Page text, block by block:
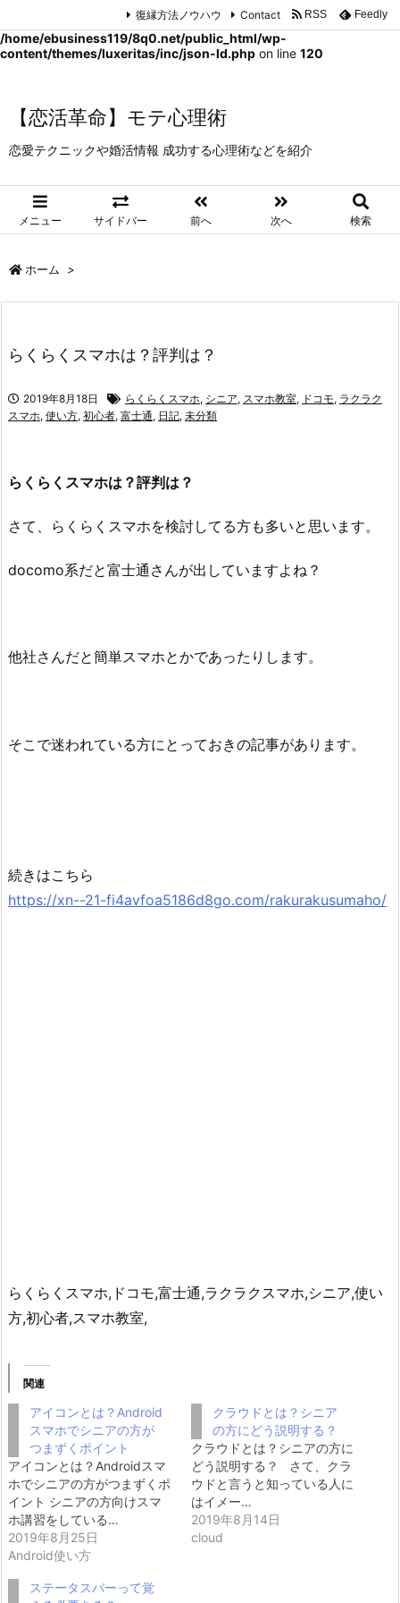
: Trying to access array offset on false in
/home/ebusiness119/8q0.net/public_html/wp-
content/themes/luxeritas/inc/json-ld.php on line 120
【恋活革命】モテ心理術
恋愛テクニックや婚活情報 成功する心理術などを紹介
メニュー サイドバー 前へ 次へ 検索
復縁方法ノウハウ Contact RSS Feedly
ホーム >
らくらくスマホは？評判は？
2019年8月18日 らくらくスマホ, シニア, スマホ教室, ドコモ, ラクラク
スマホ, 使い方, 初心者, 富士通, 日記, 未分類
らくらくスマホは？評判は？
さて、らくらくスマホを検討してる方も多いと思います。
docomo系だと富士通さんが出していますよね？
他社さんだと簡単スマホとかであったりします。
そこで迷われている方にとっておきの記事があります。
続きはこちら
https://xn--21-fi4avfoa5186d8go.com/rakurakusumaho/
らくらくスマホ,ドコモ,富士通,ラクラクスマホ,シニア,使い
方,初心者,スマホ教室,
関連
アイコンとは？Android
スマホでシニアの方が
つまずくポイント
アイコンとは？Androidスマ
ホでシニアの方がつまずくポ
イント シニアの方向けスマ
ホ講習をしている…
2019年8月25日
Android使い方
クラウドとは？シニア
の方にどう説明する？
クラウドとは？シニアの方に
どう説明する？ さて、クラ
ウドと言うと知っている人に
はイメー…
2019年8月14日
cloud
ステータスバーって覚